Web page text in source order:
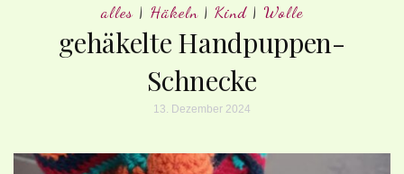
alles | Häkeln | Kind | Wolle
gehäkelte Handpuppen-
Schnecke
13. Dezember 2024